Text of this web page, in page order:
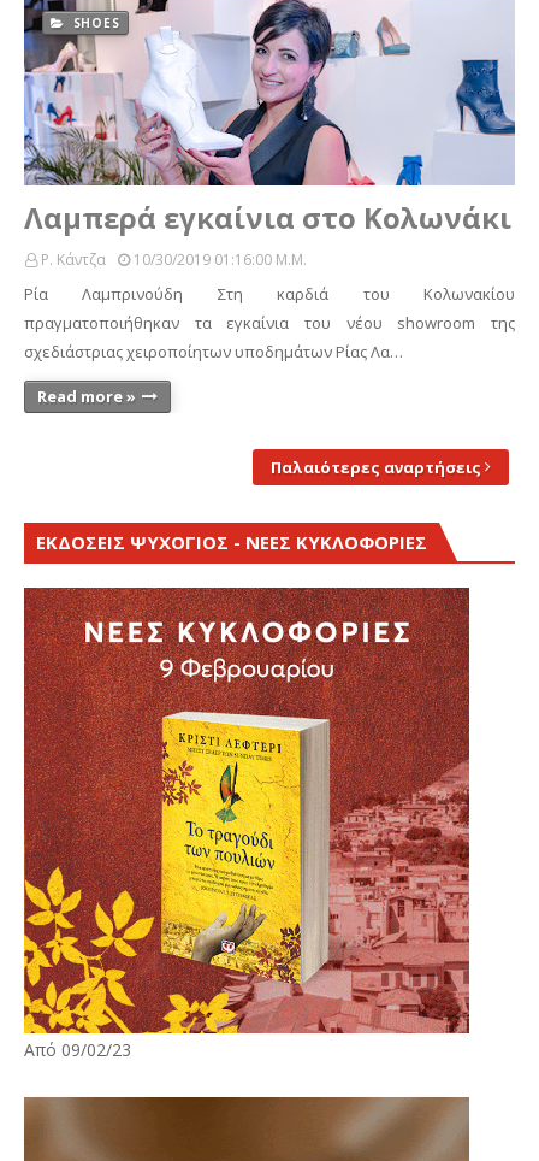
SHOES
Λαμπερά εγκαίνια στο Κολωνάκι
Ρ. Κάντζα 10/30/2019 01:16:00 Μ.μ.
Ρία Λαμπρινούδη Στη καρδιά του Κολωνακίου
πραγματοποιήθηκαν τα εγκαίνια του νέου showroom της
σχεδιάστριας χειροποίητων υποδημάτων Ρίας Λα…
Read more »
Παλαιότερες αναρτήσεις
ΕΚΔΟΣΕΙΣ ΨΥΧΟΓΙΟΣ - ΝΕΕΣ ΚΥΚΛΟΦΟΡΙΕΣ
Από 09/02/23